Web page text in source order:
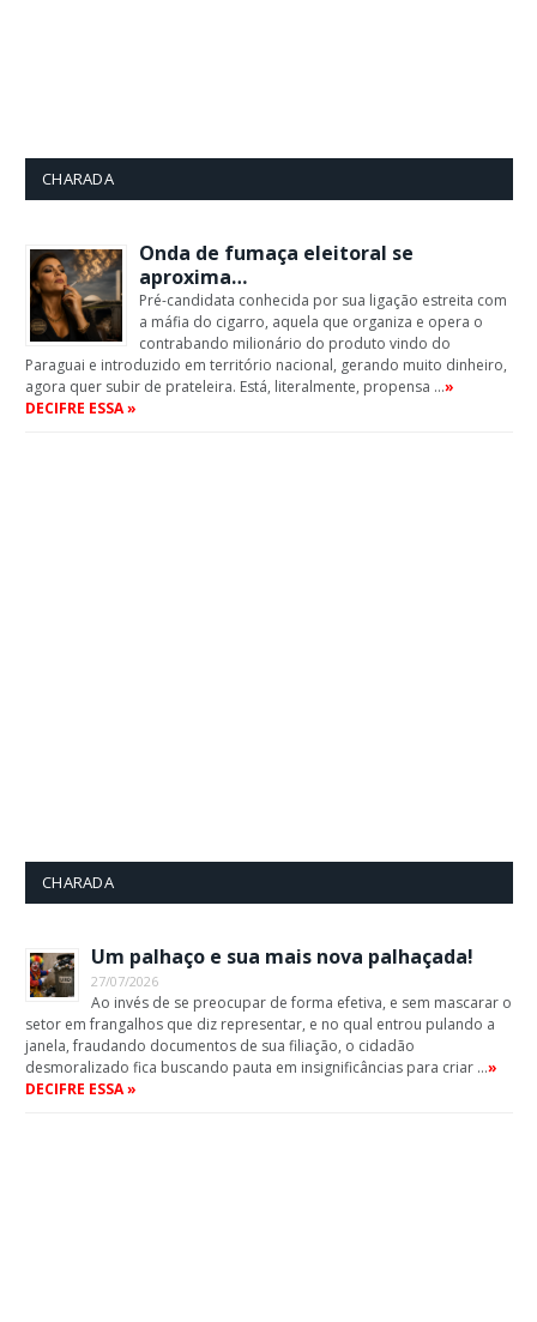
CHARADA
Onda de fumaça eleitoral se
aproxima…
Pré-candidata conhecida por sua ligação estreita com
a máfia do cigarro, aquela que organiza e opera o
contrabando milionário do produto vindo do
Paraguai e introduzido em território nacional, gerando muito dinheiro,
agora quer subir de prateleira. Está, literalmente, propensa …»
DECIFRE ESSA »
CHARADA
Um palhaço e sua mais nova palhaçada!
27/07/2026
Ao invés de se preocupar de forma efetiva, e sem mascarar o
setor em frangalhos que diz representar, e no qual entrou pulando a
janela, fraudando documentos de sua filiação, o cidadão
desmoralizado fica buscando pauta em insignificâncias para criar …»
DECIFRE ESSA »